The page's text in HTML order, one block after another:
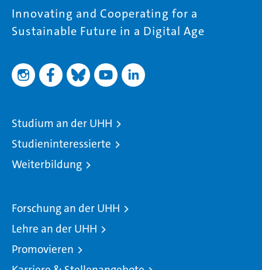
Innovating and Cooperating for a
Sustainable Future in a Digital Age
Studium an der UHH
Studieninteressierte
Weiterbildung
Forschung an der UHH
Lehre an der UHH
Promovieren